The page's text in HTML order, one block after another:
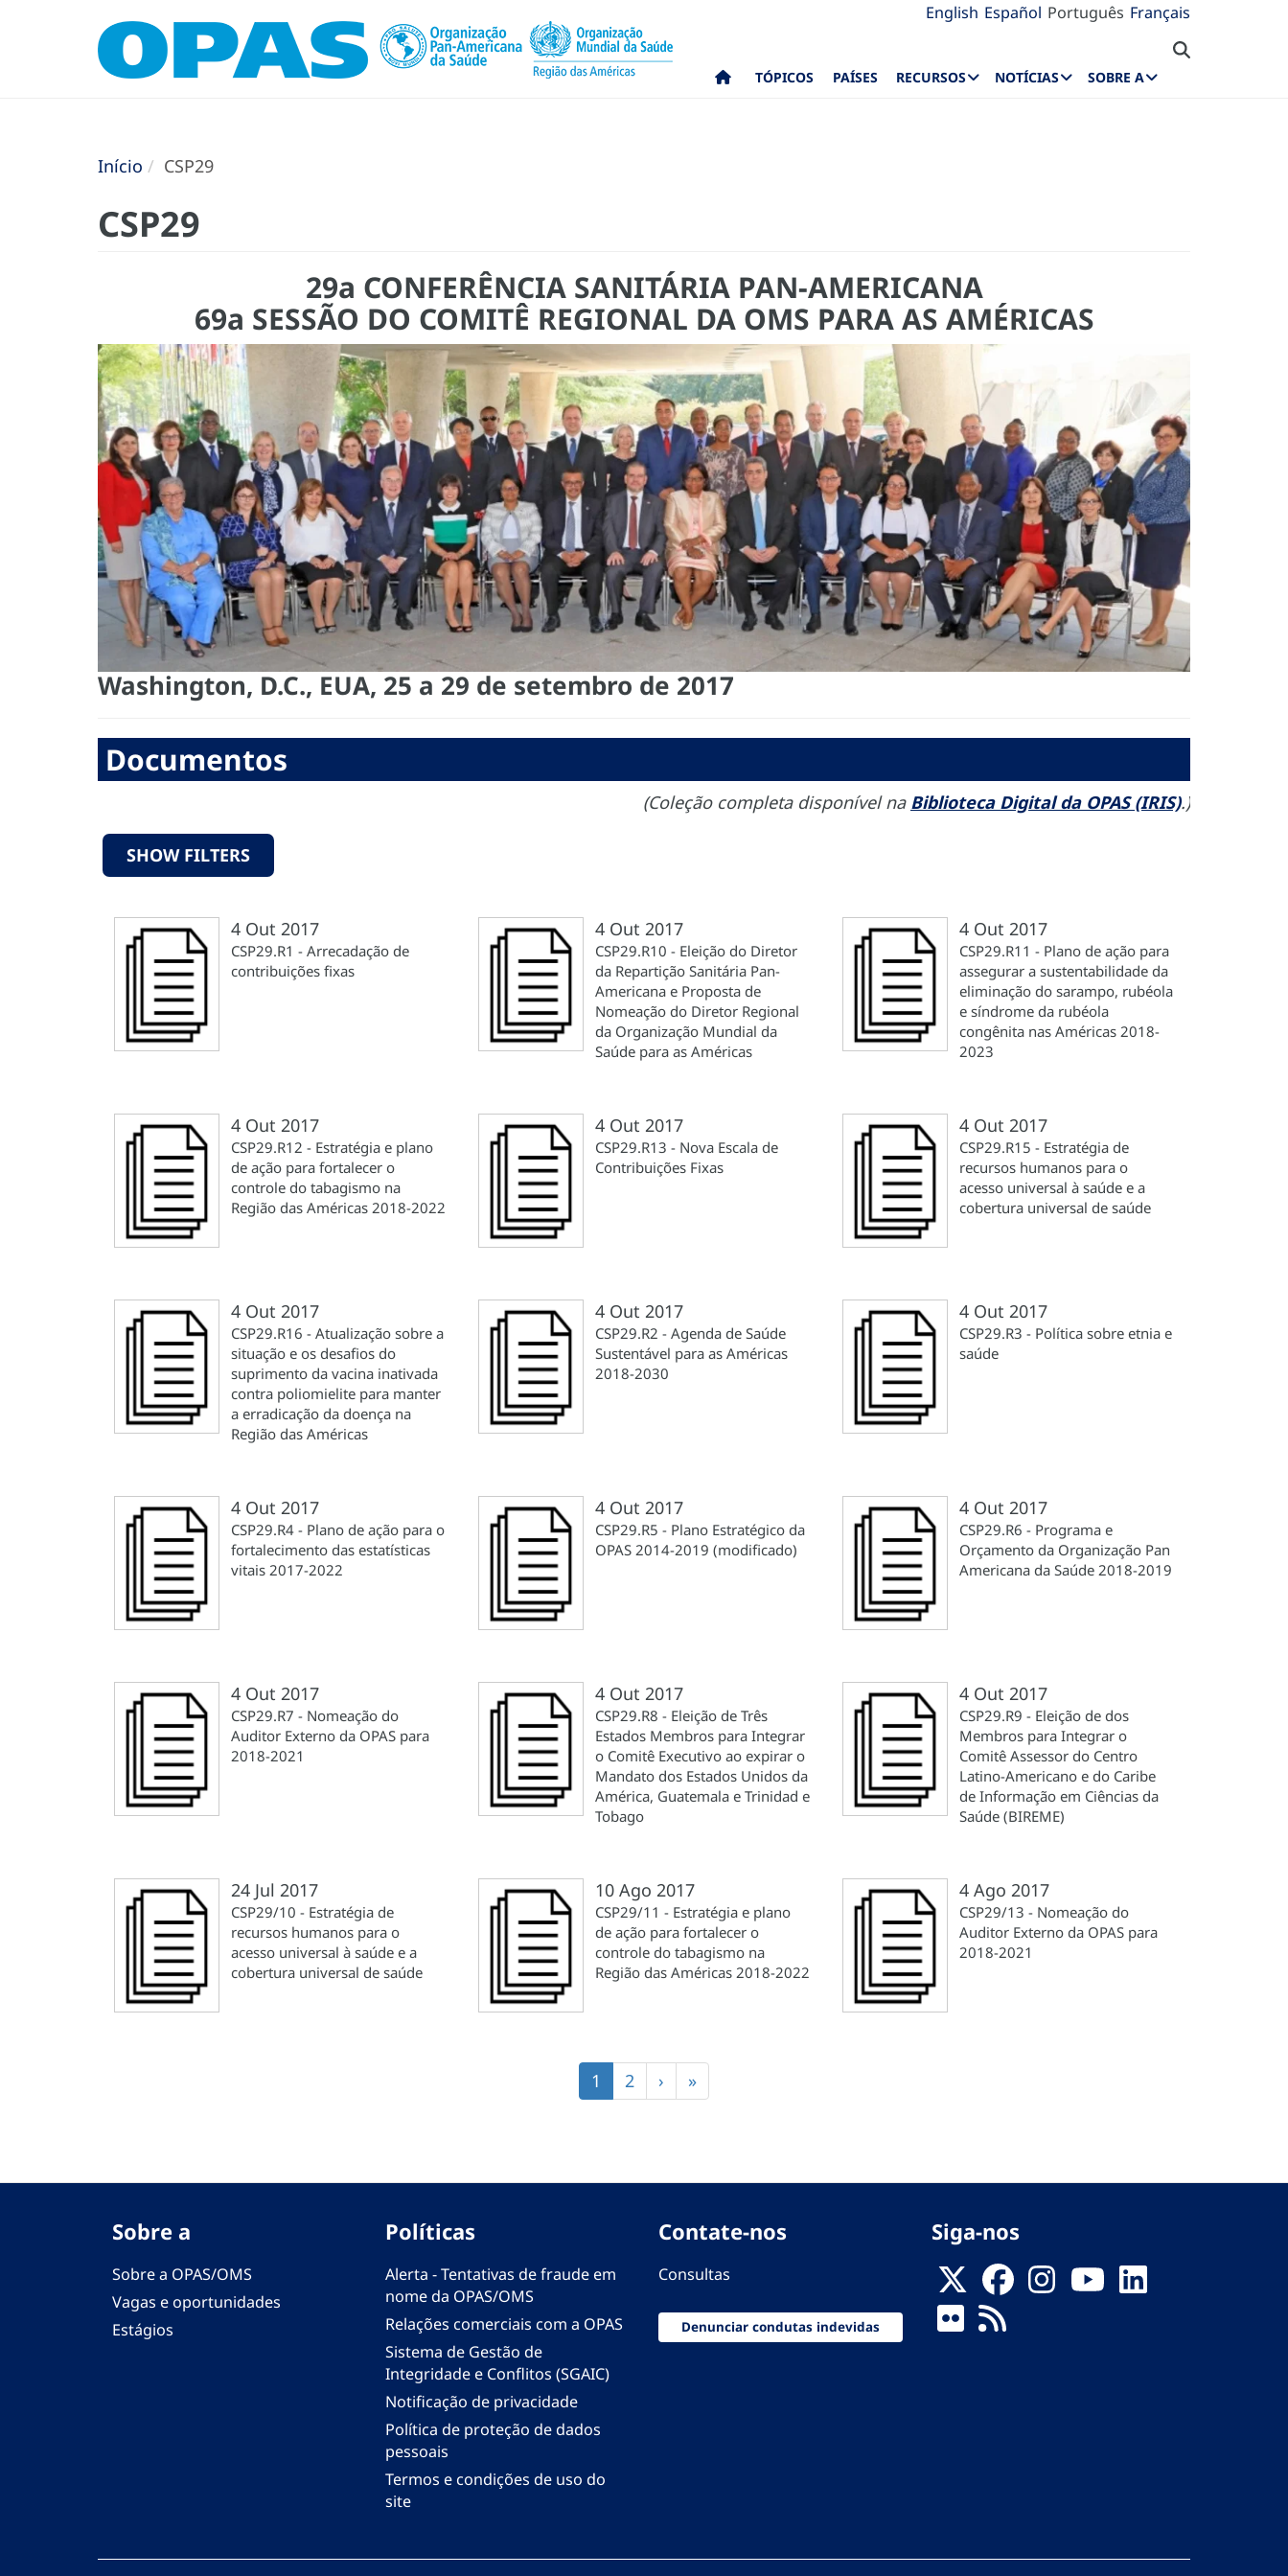
English Español Português Français
TÓPICOS PAÍSES RECURSOS NOTÍCIAS SOBRE A
Início CSP29
CSP29
29a CONFERÊNCIA SANITÁRIA PAN-AMERICANA
69a SESSÃO DO COMITÊ REGIONAL DA OMS PARA AS AMÉRICAS
Washington, D.C., EUA, 25 a 29 de setembro de 2017
Documentos
(Coleção completa disponível na Biblioteca Digital da OPAS (IRIS).)
SHOW FILTERS
4 Out 2017
CSP29.R1 - Arrecadação de
contribuições fixas
4 Out 2017
CSP29.R10 - Eleição do Diretor
da Repartição Sanitária Pan-
Americana e Proposta de
Nomeação do Diretor Regional
da Organização Mundial da
Saúde para as Américas
4 Out 2017
CSP29.R11 - Plano de ação para
assegurar a sustentabilidade da
eliminação do sarampo, rubéola
e síndrome da rubéola
congênita nas Américas 2018-
2023
4 Out 2017
CSP29.R12 - Estratégia e plano
de ação para fortalecer o
controle do tabagismo na
Região das Américas 2018-2022
4 Out 2017
CSP29.R13 - Nova Escala de
Contribuições Fixas
4 Out 2017
CSP29.R15 - Estratégia de
recursos humanos para o
acesso universal à saúde e a
cobertura universal de saúde
4 Out 2017
CSP29.R16 - Atualização sobre a
situação e os desafios do
suprimento da vacina inativada
contra poliomielite para manter
a erradicação da doença na
Região das Américas
4 Out 2017
CSP29.R2 - Agenda de Saúde
Sustentável para as Américas
2018-2030
4 Out 2017
CSP29.R3 - Política sobre etnia e
saúde
4 Out 2017
CSP29.R4 - Plano de ação para o
fortalecimento das estatísticas
vitais 2017-2022
4 Out 2017
CSP29.R5 - Plano Estratégico da
OPAS 2014-2019 (modificado)
4 Out 2017
CSP29.R6 - Programa e
Orçamento da Organização Pan
Americana da Saúde 2018-2019
4 Out 2017
CSP29.R7 - Nomeação do
Auditor Externo da OPAS para
2018-2021
4 Out 2017
CSP29.R8 - Eleição de Três
Estados Membros para Integrar
o Comitê Executivo ao expirar o
Mandato dos Estados Unidos da
América, Guatemala e Trinidad e
Tobago
4 Out 2017
CSP29.R9 - Eleição de dos
Membros para Integrar o
Comitê Assessor do Centro
Latino-Americano e do Caribe
de Informação em Ciências da
Saúde (BIREME)
24 Jul 2017
CSP29/10 - Estratégia de
recursos humanos para o
acesso universal à saúde e a
cobertura universal de saúde
10 Ago 2017
CSP29/11 - Estratégia e plano
de ação para fortalecer o
controle do tabagismo na
Região das Américas 2018-2022
4 Ago 2017
CSP29/13 - Nomeação do
Auditor Externo da OPAS para
2018-2021
Página
atual
1 Página
2
Próxima
página
›
Última
página
»
Sobre a
Sobre a OPAS/OMS
Vagas e oportunidades
Estágios
Políticas
Alerta - Tentativas de fraude em
nome da OPAS/OMS
Relações comerciais com a OPAS
Sistema de Gestão de
Integridade e Conflitos (SGAIC)
Notificação de privacidade
Política de proteção de dados
pessoais
Termos e condições de uso do
site
Contate-nos
Consultas
Denunciar condutas indevidas
Siga-nos